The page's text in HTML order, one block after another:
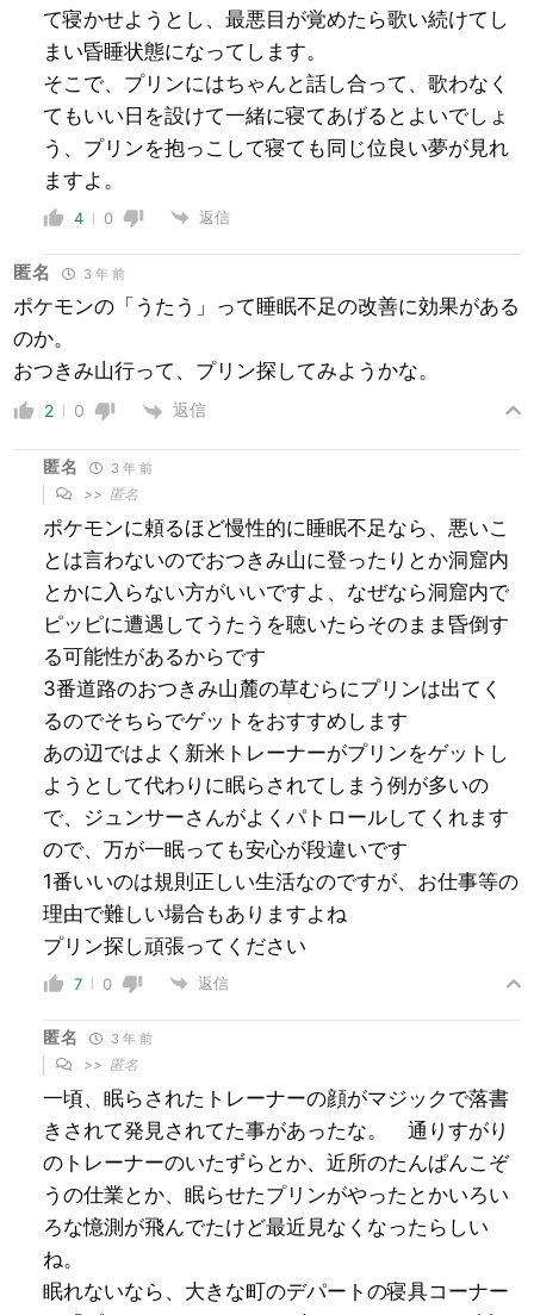
て寝かせようとし、最悪目が覚めたら歌い続けてし
まい昏睡状態になってします。
そこで、プリンにはちゃんと話し合って、歌わなく
てもいい日を設けて一緒に寝てあげるとよいでしょ
う、プリンを抱っこして寝ても同じ位良い夢が見れ
ますよ。
4 0 返信
匿名 3 年 前
ポケモンの「うたう」って睡眠不足の改善に効果がある
のか。
おつきみ山行って、プリン探してみようかな。
2 0 返信
匿名 3 年 前
>> 匿名
ポケモンに頼るほど慢性的に睡眠不足なら、悪いこ
とは言わないのでおつきみ山に登ったりとか洞窟内
とかに入らない方がいいですよ、なぜなら洞窟内で
ピッピに遭遇してうたうを聴いたらそのまま昏倒す
る可能性があるからです
3番道路のおつきみ山麓の草むらにプリンは出てく
るのでそちらでゲットをおすすめします
あの辺ではよく新米トレーナーがプリンをゲットし
ようとして代わりに眠らされてしまう例が多いの
で、ジュンサーさんがよくパトロールしてくれます
ので、万が一眠っても安心が段違いです
1番いいのは規則正しい生活なのですが、お仕事等の
理由で難しい場合もありますよね
プリン探し頑張ってください
7 0 返信
匿名 3 年 前
>> 匿名
一頃、眠らされたトレーナーの顔がマジックで落書
きされて発見されてた事があったな。 通りすがり
のトレーナーのいたずらとか、近所のたんぱんこぞ
うの仕業とか、眠らせたプリンがやったとかいろい
ろな憶測が飛んでたけど最近見なくなったらしい
ね。
眠れないなら、大きな町のデパートの寝具コーナー